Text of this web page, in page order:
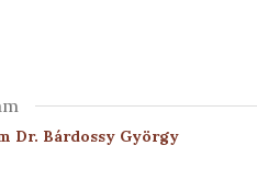
Dr. Bárdossy György